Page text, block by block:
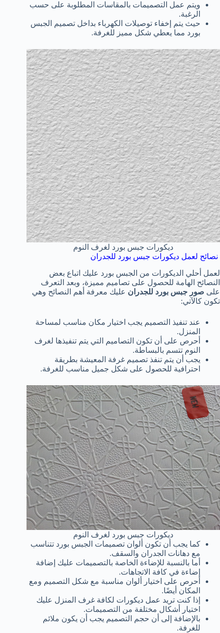
ويتم عمل التصميمات بالمقاسات المطلوبة على حسب
الرغبة.
حيث يتم إخفاء توصيلات الكهرباء بداخل تصميم الجبس
بورد مما يعطي شكل مميز للغرفة.
ديكورات جبس بورد لغرف النوم
نصائح لعمل ديكورات جبس بورد للجدران
لعمل أحلي الديكورات من الجبس بورد عليك اتباع بعض
النصائح الهامة للحصول على تصاميم مميزة، وبعد التعرف
على صور جبس بورد للجدران عليك معرفة أهم النصائح وهي
تكون كالآتي:
عند تنفيذ التصميم يجب اختيار مكان مناسب لمساحة
المنزل.
أحرص على أن تكون التصاميم التي يتم تنفيذها لغرف
النوم تتسم بالبساطة.
يجب أن يتم تنفذ تصميم غرفة المعيشة بطريقة
احترافية للحصول على شكل جميل مناسب للغرفة.
ديكورات جبس بورد لغرف النوم
كما يجب أن تكون ألوان تصميمات الجبس بورد تتناسب
مع دهانات الجدران والسقف.
أما بالنسبة للإضاءة الخاصة بالتصميمات عليك إضافة
إضاءة في كافة الاتجاهات.
أحرص على اختيار ألوان مناسبة مع شكل التصميم ومع
المكان أيضًا.
إذا كنت تريد عمل ديكورات لكافة غرف المنزل عليك
اختيار أشكال مختلفة من التصميمات.
بالإضافة إلى أن حجم التصميم يجب أن يكون ملائم
للغرفة.